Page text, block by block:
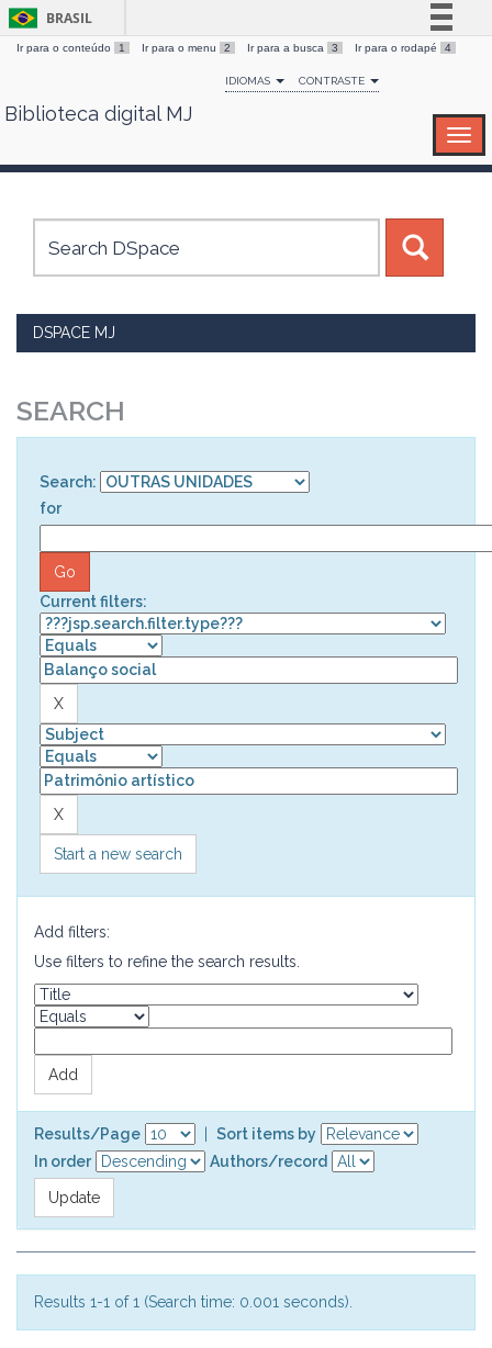
Skip
BRASIL
Simplifique!
Comunica BR
Canais
Ir para o conteúdo 1 Ir para o menu 2 Ir para a busca 3 Ir para o rodapé 4
IDIOMAS CONTRASTE
Biblioteca digital MJ
DSPACE MJ
SEARCH
Search:
for
Current filters:
Start a new search
Add filters:
Use filters to refine the search results.
Results/Page
Sort items by
In order
Authors/record
Results 1-1 of 1 (Search time: 0.001 seconds).